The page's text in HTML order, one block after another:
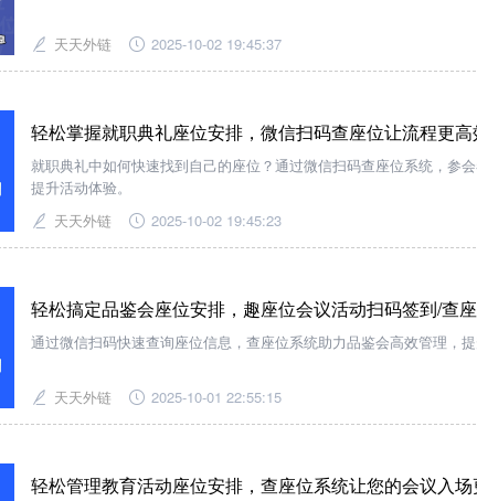
天天外链 2025-10-02 19:45:37
轻松掌握就职典礼座位安排，微信扫码查座位让流程更高
就职典礼中如何快速找到自己的座位？通过微信扫码查座位系统，参
提升活动体验。
天天外链
2025-10-02 19:45:23
轻松搞定品鉴会座位安排，趣座位会议活动扫码签到/查
通过微信扫码快速查询座位信息，查座位系统助力品鉴会高效管理，提
天天外链 2025-10-01 22:55:15
轻松管理教育活动座位安排，查座位系统让您的会议入场